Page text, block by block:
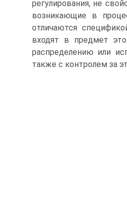
регулирования, не
возникающие в
отличаются
входят в предмет
распределению или
также с контролем за